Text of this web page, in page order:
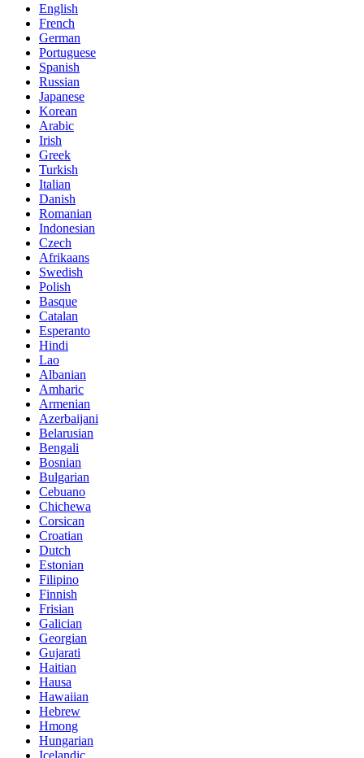
English
French
German
Portuguese
Spanish
Russian
Japanese
Korean
Arabic
Irish
Greek
Turkish
Italian
Danish
Romanian
Indonesian
Czech
Afrikaans
Swedish
Polish
Basque
Catalan
Esperanto
Hindi
Lao
Albanian
Amharic
Armenian
Azerbaijani
Belarusian
Bengali
Bosnian
Bulgarian
Cebuano
Chichewa
Corsican
Croatian
Dutch
Estonian
Filipino
Finnish
Frisian
Galician
Georgian
Gujarati
Haitian
Hausa
Hawaiian
Hebrew
Hmong
Hungarian
Icelandic